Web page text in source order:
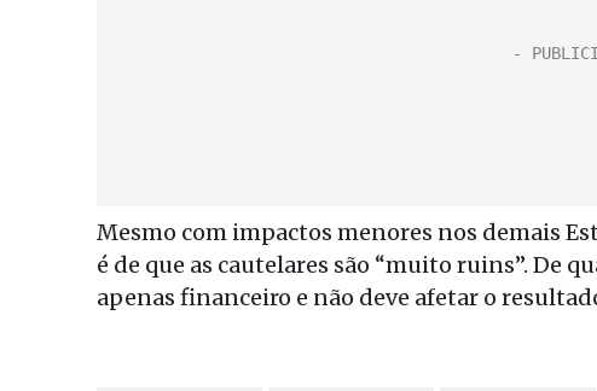
Mesmo com impactos menores nos demais
é de que as cautelares são “muito ruins”. De
apenas financeiro e não deve afetar o